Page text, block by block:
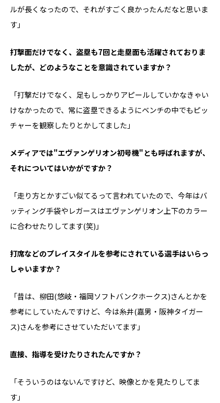
ルが長くなったので、それがすごく良かったんだなと思いま
す」
――打撃面だけでなく、盗塁も7回と走塁面も活躍されておりま
したが、どのようなことを意識されていますか？
「打撃だけでなく、足もしっかりアピールしていかなきゃい
けなかったので、常に盗塁できるようにベンチの中でもピッ
チャーを観察したりとかしてました」
――メディアでは"エヴァンゲリオン初号機"とも呼ばれますが、
それについてはいかがですか？
「走り方とかすごい似てるって言われていたので、今年はバ
ッティング手袋やレガースはエヴァンゲリオン上下のカラー
に合わせたりしてます(笑)」
――打席などのプレイスタイルを参考にされている選手はいらっ
しゃいますか？
「昔は、柳田(悠岐・福岡ソフトバンクホークス)さんとかを
参考にしていたんですけど、今は糸井(嘉男・阪神タイガー
ス)さんを参考にさせていただいてます」
――直接、指導を受けたりされたんですか？
「そういうのはないんですけど、映像とかを見たりしてま
す」